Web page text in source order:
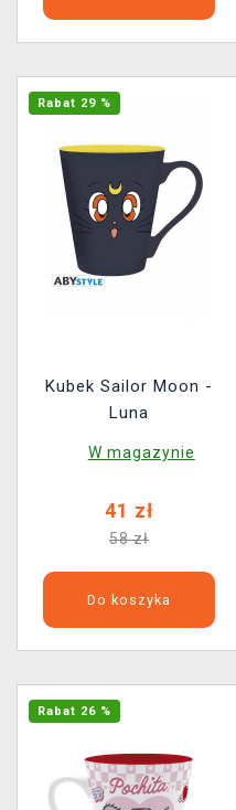
Rabat 29 %
Kubek Sailor Moon -
Luna
W magazynie
41 zł
58 zł
Do koszyka
Rabat 26 %